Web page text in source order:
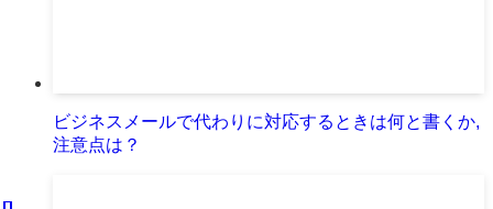
ビジネスメールで代わりに対応するときは何と書くか,
注意点は？